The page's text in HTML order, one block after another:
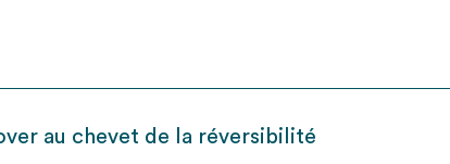
au chevet de la réversibilité